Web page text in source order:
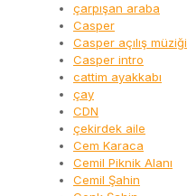
çarpışan araba
Casper
Casper açılış müziği
Casper intro
cattim ayakkabı
çay
CDN
çekirdek aile
Cem Karaca
Cemil Piknik Alanı
Cemil Şahin